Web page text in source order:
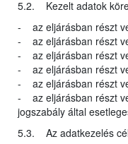
5.2. Kezelt adatok
- az eljárásban részt
- az eljárásban részt
- az eljárásban részt
- az eljárásban részt
- az eljárásban részt
- az eljárásban részt
jogszabály által
5.3. Az adatkezelés